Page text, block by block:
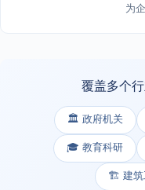
为
覆盖多个
🏛️ 政府机关
🎓 教育科研
🏗️ 建筑